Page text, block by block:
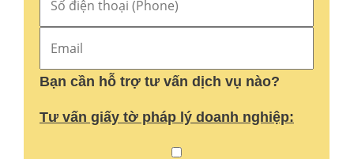
Bạn cần hỗ trợ tư vấn dịch vụ nào?
Tư vấn giấy tờ pháp lý doanh nghiệp: